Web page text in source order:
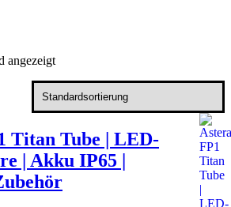
angezeigt
Titan Tube | LED-
| Akku IP65 |